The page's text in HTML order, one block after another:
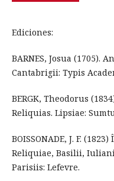
Ediciones:
BARNES, Josua (1705).
Cantabrigii: Typis
BERGK, Theodorus
Reliquias. Lipsiae:
BOISSONADE, J. F.
Reliquiae, Basilii,
Parisiis: Lefevre.